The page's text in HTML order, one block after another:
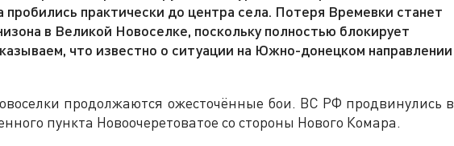
пробились практически до центра села. Потеря Времевки станет
в Великой Новоселке, поскольку полностью блокирует
что известно о ситуации на Южно-донецком направлении
продолжаются ожесточённые бои. ВС РФ продвинулись в
пункта Новоочеретоватое со стороны Нового Комара.